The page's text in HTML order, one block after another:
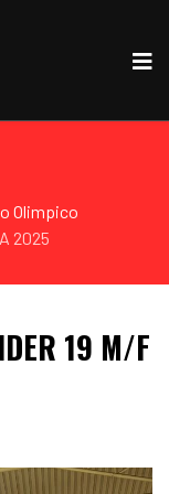
Olimpico
2025
19 M/F